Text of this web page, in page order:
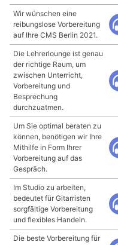
Wir wünschen eine
reibungslose Vorbereitung
auf Ihre CMS Berlin 2021.
Die Lehrerlounge ist genau
der richtige Raum, um
zwischen Unterricht,
Vorbereitung und
Besprechung
durchzuatmen.
Um Sie optimal beraten zu
können, benötigen wir Ihre
Mithilfe in Form Ihrer
Vorbereitung auf das
Gespräch.
Im Studio zu arbeiten,
bedeutet für Gitarristen
sorgfältige Vorbereitung
und flexibles Handeln.
Die beste Vorbereitung für